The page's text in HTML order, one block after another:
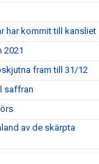
har kommit till kansliet
2021
fram till 31/12
saffran
av de skärpta